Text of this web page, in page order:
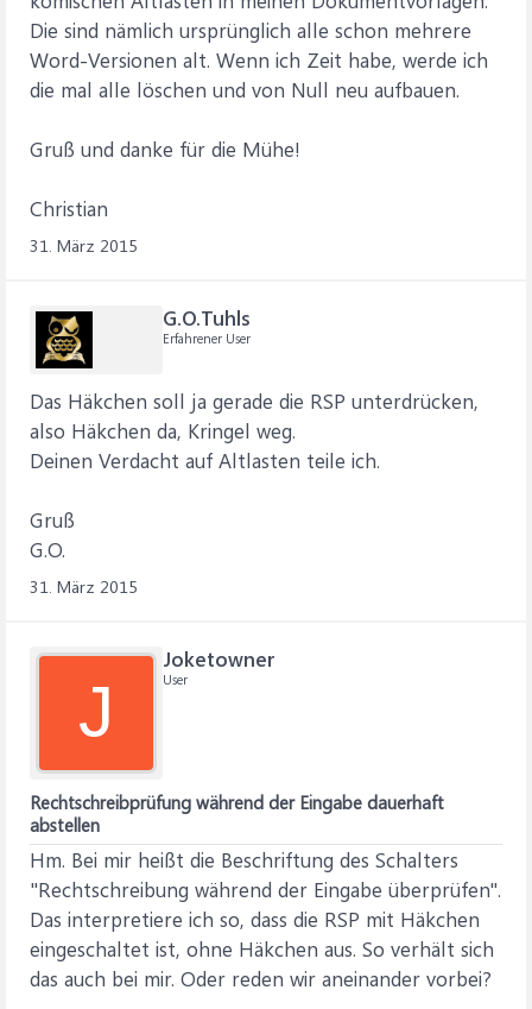
Die sind nämlich ursprünglich alle schon mehrere
Word-Versionen alt. Wenn ich Zeit habe, werde ich
die mal alle löschen und von Null neu aufbauen.
Gruß und danke für die Mühe!
Christian
31. März 2015
G.O.Tuhls
Erfahrener User
Das Häkchen soll ja gerade die RSP unterdrücken,
also Häkchen da, Kringel weg.
Deinen Verdacht auf Altlasten teile ich.
Gruß
G.O.
31. März 2015
J
Joketowner
User
Rechtschreibprüfung während der Eingabe dauerhaft
abstellen
Hm. Bei mir heißt die Beschriftung des Schalters
"Rechtschreibung während der Eingabe überprüfen".
Das interpretiere ich so, dass die RSP mit Häkchen
eingeschaltet ist, ohne Häkchen aus. So verhält sich
das auch bei mir. Oder reden wir aneinander vorbei?